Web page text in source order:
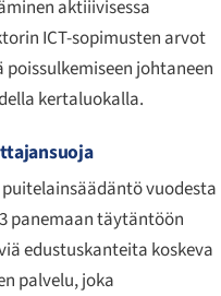
aktiiivisessa
ICT-sopimusten arvot
johtaneen
kertaluokalla.
vuodesta
panemaan täytäntöön
edustuskanteita koskeva
palvelu, joka